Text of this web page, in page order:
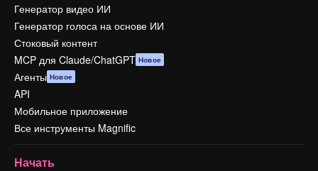
Генератор видео ИИ
Генератор голоса на основе ИИ
Стоковый контент
MCP для Claude/ChatGPT Новое
Агенты Новое
API
Мобильное приложение
Все инструменты Magnific
Начать